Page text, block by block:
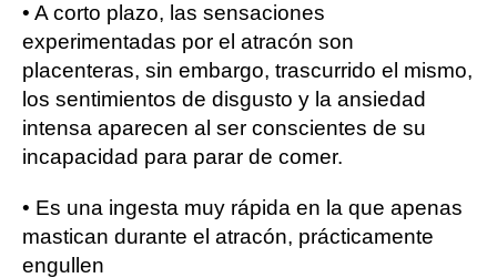
• A corto plazo, las sensaciones
experimentadas por el atracón son
placenteras, sin embargo, trascurrido el mismo,
los sentimientos de disgusto y la ansiedad
intensa aparecen al ser conscientes de su
incapacidad para parar de comer.
• Es una ingesta muy rápida en la que apenas
mastican durante el atracón, prácticamente
engullen